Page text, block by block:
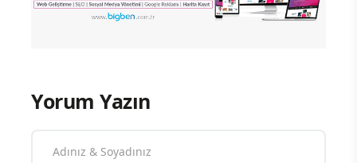
Yorum Yazın